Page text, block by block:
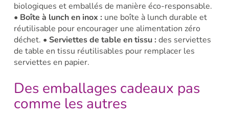
biologiques et emballés de manière éco-responsable.
• Boîte à lunch en inox : une boîte à lunch durable et
réutilisable pour encourager une alimentation zéro
déchet. • Serviettes de table en tissu : des serviettes
de table en tissu réutilisables pour remplacer les
serviettes en papier.
Des emballages cadeaux pas
comme les autres